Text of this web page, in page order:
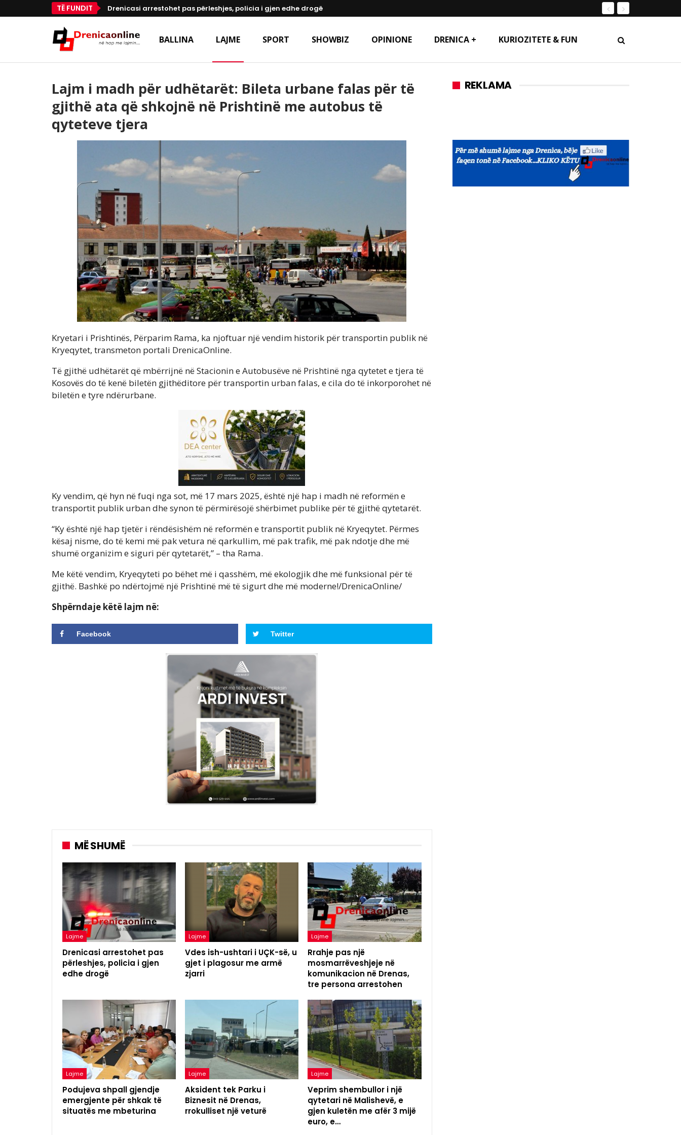
TË FUNDIT Drenicasi arrestohet pas përleshjes, policia i gjen edhe drogë
BALLINA LAJME SPORT SHOWBIZ OPINIONE DRENICA + KURIOZITETE & FUN
Lajm i madh për udhëtarët: Bileta urbane falas për të
gjithë ata që shkojnë në Prishtinë me autobus të
qyteteve tjera
Kryetari i Prishtinës, Përparim Rama, ka njoftuar një vendim historik për transportin publik në
Kryeqytet, transmeton portali DrenicaOnline.
Të gjithë udhëtarët që mbërrijnë në Stacionin e Autobusëve në Prishtinë nga qytetet e tjera të
Kosovës do të kenë biletën gjithëditore për transportin urban falas, e cila do të inkorporohet në
biletën e tyre ndërurbane.
Ky vendim, që hyn në fuqi nga sot, më 17 mars 2025, është një hap i madh në reformën e
transportit publik urban dhe synon të përmirësojë shërbimet publike për të gjithë qytetarët.
“Ky është një hap tjetër i rëndësishëm në reformën e transportit publik në Kryeqytet. Përmes
kësaj nisme, do të kemi më pak vetura në qarkullim, më pak trafik, më pak ndotje dhe më
shumë organizim e siguri për qytetarët,” – tha Rama.
Me këtë vendim, Kryeqyteti po bëhet më i qasshëm, më ekologjik dhe më funksional për të
gjithë. Bashkë po ndërtojmë një Prishtinë më të sigurt dhe më moderne!/DrenicaOnline/
Shpërndaje këtë lajm në:
Facebook Twitter
MË SHUMË
Lajme
Drenicasi arrestohet pas
përleshjes, policia i gjen
edhe drogë
Lajme
Vdes ish-ushtari i UÇK-së, u
gjet i plagosur me armë
zjarri
Lajme
Rrahje pas një
mosmarrëveshjeje në
komunikacion në Drenas,
tre persona arrestohen
Lajme
Podujeva shpall gjendje
emergjente për shkak të
situatës me mbeturina
Lajme
Aksident tek Parku i
Biznesit në Drenas,
rrokulliset një veturë
Lajme
Veprim shembullor i një
qytetari në Malishevë, e
gjen kuletën me afër 3 mijë
euro, e…
REKLAMA